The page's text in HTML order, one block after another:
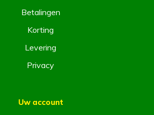
Betalingen
Korting
Levering
Privacy
Uw account